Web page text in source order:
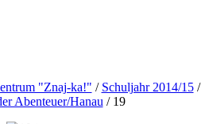
"Znaj-ka!" / Schuljahr 2014/15/
Abenteuer/Hanau / 19